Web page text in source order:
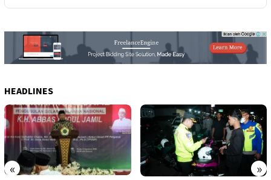
HEADLINES
« »